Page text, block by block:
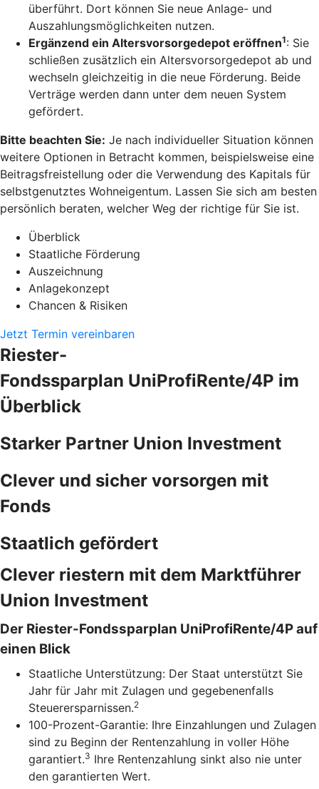
überführt. Dort können Sie neue Anlage- und
Auszahlungsmöglichkeiten nutzen.
Ergänzend ein Altersvorsorgedepot eröffnen1: Sie
schließen zusätzlich ein Altersvorsorgedepot ab und
wechseln gleichzeitig in die neue Förderung. Beide
Verträge werden dann unter dem neuen System
gefördert.
Bitte beachten Sie: Je nach individueller Situation können
weitere Optionen in Betracht kommen, beispielsweise eine
Beitragsfreistellung oder die Verwendung des Kapitals für
selbstgenutztes Wohneigentum. Lassen Sie sich am besten
persönlich beraten, welcher Weg der richtige für Sie ist.
Überblick
Staatliche Förderung
Auszeichnung
Anlagekonzept
Chancen & Risiken
Jetzt Termin vereinbaren
Riester-
Fondssparplan UniProfiRente/4P im
Überblick
Starker Partner Union Investment
Clever und sicher vorsorgen mit
Fonds
Staatlich gefördert
Clever riestern mit dem Marktführer
Union Investment
Der Riester-Fondssparplan UniProfiRente/4P auf
einen Blick
Staatliche Unterstützung: Der Staat unterstützt Sie
Jahr für Jahr mit Zulagen und gegebenenfalls
Steuerersparnissen.2
100-Prozent-Garantie: Ihre Einzahlungen und Zulagen
sind zu Beginn der Rentenzahlung in voller Höhe
garantiert.3 Ihre Rentenzahlung sinkt also nie unter
den garantierten Wert.